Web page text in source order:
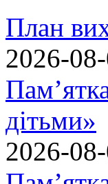
План
2026-
дітьми»
2026-